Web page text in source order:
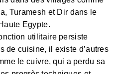
Turamesh et Dir dans le
Egypte.
utilitaire persiste
de cuisine, il existe d’autres
le cuivre, qui a perdu sa